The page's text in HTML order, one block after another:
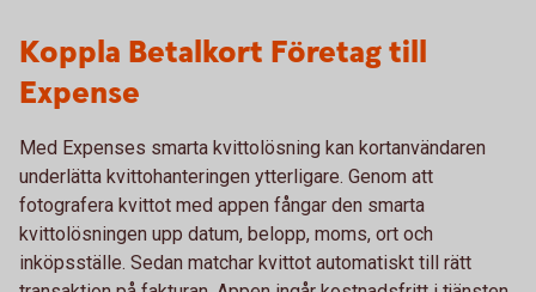
Koppla Betalkort Företag till
Expense
Med Expenses smarta kvittolösning kan kortanvändaren
underlätta kvittohanteringen ytterligare. Genom att
fotografera kvittot med appen fångar den smarta
kvittolösningen upp datum, belopp, moms, ort och
inköpsställe. Sedan matchar kvittot automatiskt till rätt